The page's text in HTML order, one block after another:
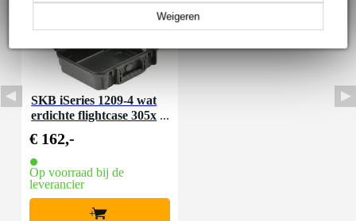
Weigeren
SKB iSeries 1209-4 wat
erdichte flightcase 305x
€ 162,-
Op voorraad bij de
leverancier
+